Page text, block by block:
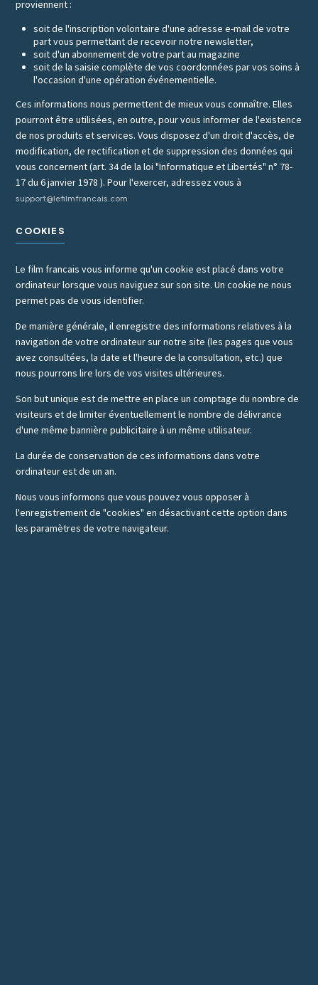
proviennent :
soit de l'inscription volontaire d'une adresse e-mail de votre
part vous permettant de recevoir notre newsletter,
soit d'un abonnement de votre part au magazine
soit de la saisie complète de vos coordonnées par vos soins à
l'occasion d'une opération événementielle.
Ces informations nous permettent de mieux vous connaître. Elles
pourront être utilisées, en outre, pour vous informer de l'existence
de nos produits et services. Vous disposez d'un droit d'accès, de
modification, de rectification et de suppression des données qui
vous concernent (art. 34 de la loi "Informatique et Libertés" n° 78-
17 du 6 janvier 1978 ). Pour l'exercer, adressez vous à
support@lefilmfrancais.com
COOKIES
Le film francais vous informe qu'un cookie est placé dans votre
ordinateur lorsque vous naviguez sur son site. Un cookie ne nous
permet pas de vous identifier.
De manière générale, il enregistre des informations relatives à la
navigation de votre ordinateur sur notre site (les pages que vous
avez consultées, la date et l'heure de la consultation, etc.) que
nous pourrons lire lors de vos visites ultérieures.
Son but unique est de mettre en place un comptage du nombre de
visiteurs et de limiter éventuellement le nombre de délivrance
d'une même bannière publicitaire à un même utilisateur.
La durée de conservation de ces informations dans votre
ordinateur est de un an.
Nous vous informons que vous pouvez vous opposer à
l'enregistrement de "cookies" en désactivant cette option dans
les paramètres de votre navigateur.